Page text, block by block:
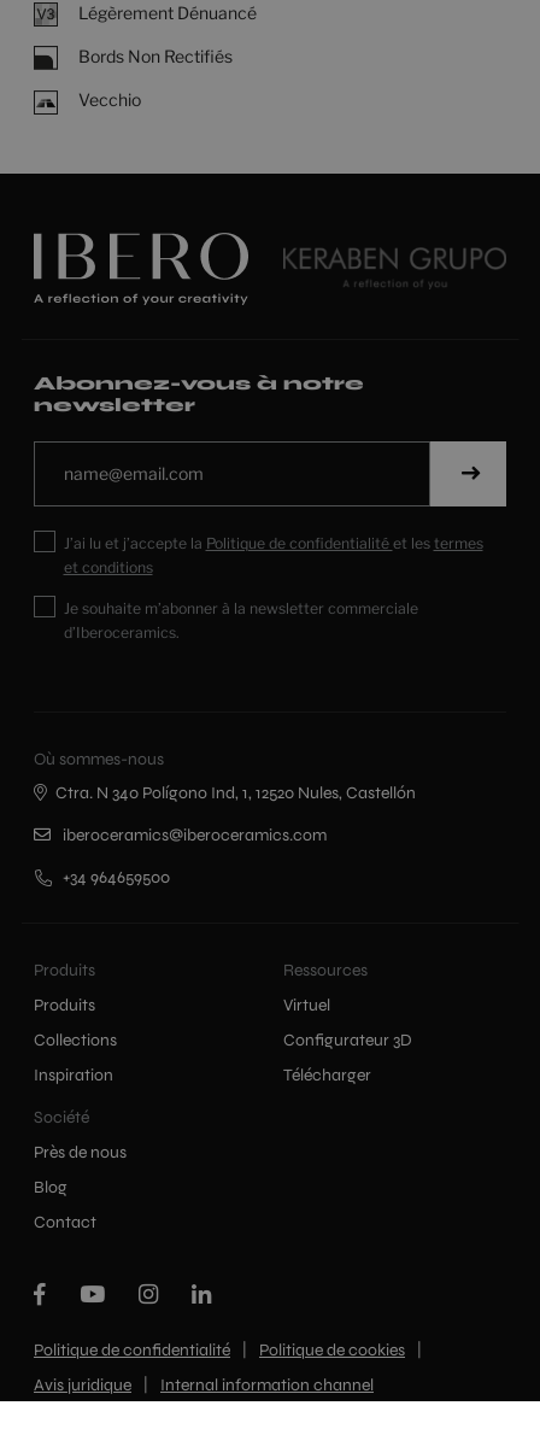
Légèrement Dénuancé
Bords Non Rectifiés
Vecchio
Abonnez-vous à notre
newsletter
J’ai lu et j’accepte la Politique de confidentialité et les termes
et conditions
Je souhaite m’abonner à la newsletter commerciale
d’Iberoceramics.
Produits
Produits
Collections
Inspiration
Ressources
Virtuel
Configurateur 3D
Télécharger
Société
Près de nous
Blog
Contact
Où sommes-nous
Ctra. N 340 Polígono Ind, 1, 12520 Nules, Castellón
iberoceramics@iberoceramics.com
+34 964659500
Politique de confidentialité Politique de cookies
Avis juridique
Internal information channel